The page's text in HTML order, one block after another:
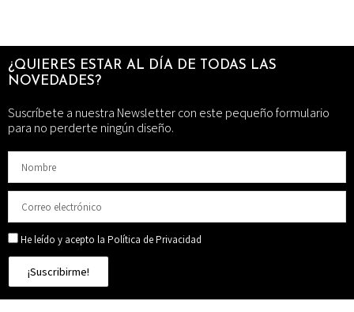
¿QUIERES ESTAR AL DÍA DE TODAS LAS
NOVEDADES?
Suscríbete a nuestra Newsletter con este pequeño formulario
para no perderte ningún diseño.
He leído y acepto la Política de Privacidad
¡Suscribirme!